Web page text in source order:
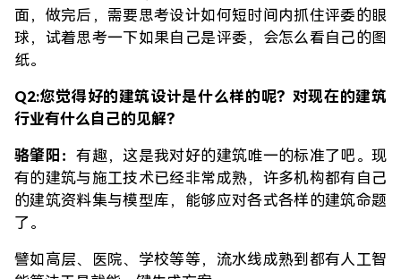
面，做完后，需要思考设计如何短时间内抓住评委的眼
球，试着思考一下如果自己是评委，会怎么看自己的图
纸。
Q2:您觉得好的建筑设计是什么样的呢？对现在的建筑
行业有什么自己的见解？
骆肇阳：有趣，这是我对好的建筑唯一的标准了吧。现
有的建筑与施工技术已经非常成熟，许多机构都有自己
的建筑资料集与模型库，能够应对各式各样的建筑命题
了。
譬如高层、医院、学校等等，流水线成熟到都有人工智